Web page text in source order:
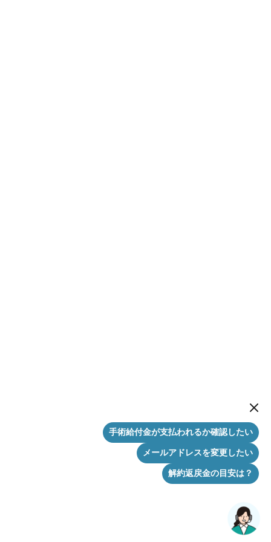
New
手術給付金が支払われるか確認したい
メールアドレスを変更したい
解約返戻金の目安は？